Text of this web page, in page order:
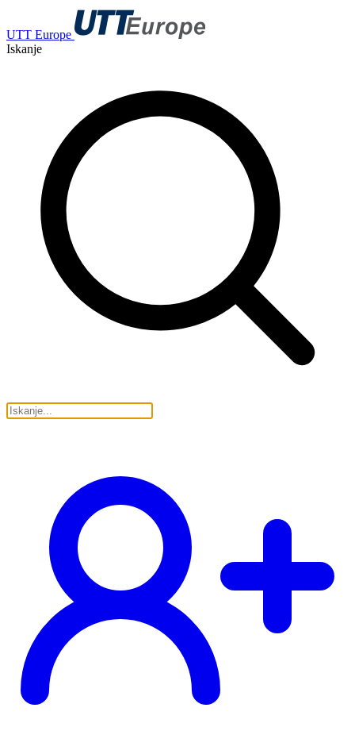
UTT Europe
Iskanje